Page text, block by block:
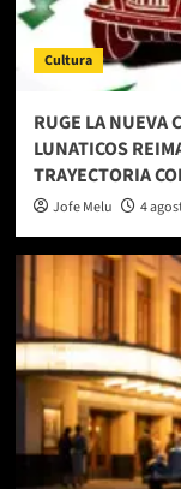
Cultura
RUGE LA NUEVA
LUNATICOS
TRAYECTORIA
Jofe Melu 4